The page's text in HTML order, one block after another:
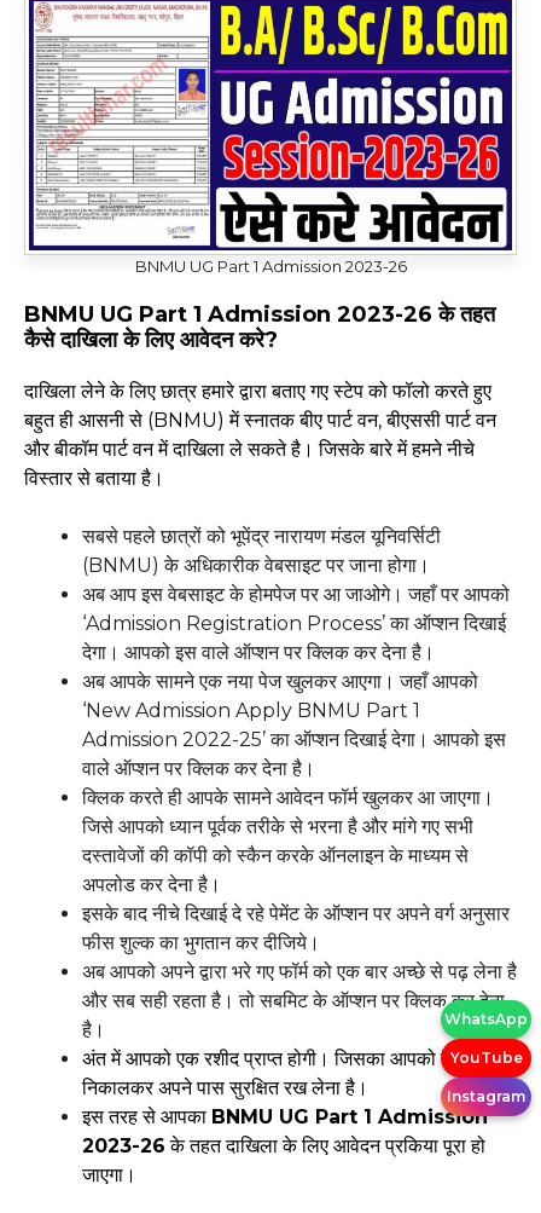
BNMU UG Part 1 Admission 2023-26
BNMU UG Part 1 Admission 2023-26 के तहत
कैसे दाखिला के लिए आवेदन करे?
दाखिला लेने के लिए छात्र हमारे द्वारा बताए गए स्टेप को फॉलो करते हुए
बहुत ही आसनी से (BNMU) में स्नातक बीए पार्ट वन, बीएससी पार्ट वन
और बीकॉम पार्ट वन में दाखिला ले सकते है। जिसके बारे में हमने नीचे
विस्तार से बताया है।
सबसे पहले छात्रों को भूपेंद्र नारायण मंडल यूनिवर्सिटी
(BNMU) के अधिकारीक वेबसाइट पर जाना होगा।
अब आप इस वेबसाइट के होमपेज पर आ जाओगे। जहाँ पर आपको
‘Admission Registration Process’ का ऑप्शन दिखाई
देगा। आपको इस वाले ऑप्शन पर क्लिक कर देना है।
अब आपके सामने एक नया पेज खुलकर आएगा। जहाँ आपको
‘New Admission Apply BNMU Part 1
Admission 2022-25’ का ऑप्शन दिखाई देगा। आपको इस
वाले ऑप्शन पर क्लिक कर देना है।
क्लिक करते ही आपके सामने आवेदन फॉर्म खुलकर आ जाएगा।
जिसे आपको ध्यान पूर्वक तरीके से भरना है और मांगे गए सभी
दस्तावेजों की कॉपी को स्कैन करके ऑनलाइन के माध्यम से
अपलोड कर देना है।
इसके बाद नीचे दिखाई दे रहे पेमेंट के ऑप्शन पर अपने वर्ग अनुसार
फीस शुल्क का भुगतान कर दीजिये।
अब आपको अपने द्वारा भरे गए फॉर्म को एक बार अच्छे से पढ़ लेना है
और सब सही रहता है। तो सबमिट के ऑप्शन पर क्लिक कर देना
है।
अंत में आपको एक रशीद प्राप्त होगी। जिसका आपको प्रिंटआउट
निकालकर अपने पास सुरक्षित रख लेना है।
इस तरह से आपका BNMU UG Part 1 Admission
2023-26 के तहत दाखिला के लिए आवेदन प्रकिया पूरा हो
जाएगा।
WhatsApp
YouTube
Instagram